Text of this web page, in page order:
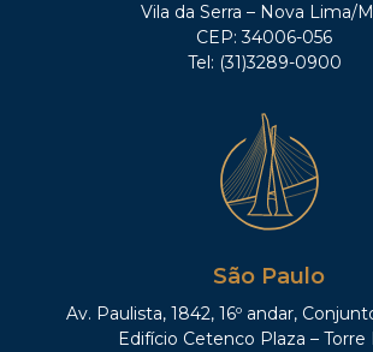
Vila da Serra – Nova Lima/
CEP: 34006-056
Tel: (31)3289-0900
São Paulo
Av. Paulista, 1842, 16º andar,
Edifício Cetenco Plaza –